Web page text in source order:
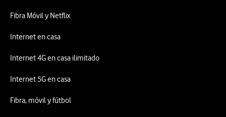
Fibra Móvil y Netflix
Internet en casa
Internet 4G en casa ilimitado
Internet 5G en casa
Fibra, móvil y fútbol